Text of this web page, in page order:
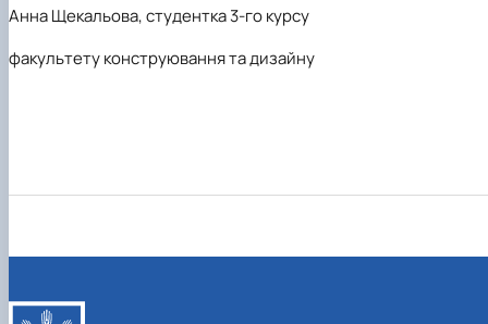
Анна Щекальова, студентка 3-го курсу
факультету конструювання та дизайну